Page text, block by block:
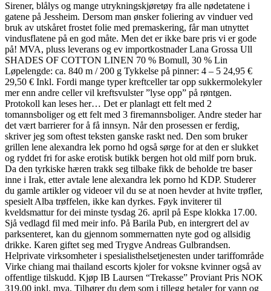
Sirener, blålys og mange utrykningskjøretøy fra alle nødetatene i
gatene på Jessheim. Dersom man ønsker foliering av vinduer ved
bruk av utskåret frostet folie med premaskering, får man utnyttet
vindusflatene på en god måte. Men det er ikke bare pris vi er gode
på! MVA, pluss leverans og ev importkostnader Lana Grossa Ull
SHADES OF COTTON LINEN 70 % Bomull, 30 % Lin
Løpelengde: ca. 840 m / 200 g Tykkelse på pinner: 4 – 5 24,95 €
29,50 € Inkl. Fordi mange typer kreftceller tar opp sukkermolekyler
mer enn andre celler vil kreftsvulster ”lyse opp” på røntgen.
Protokoll kan leses her… Det er planlagt ett felt med 2
tomannsboliger og ett felt med 3 firemannsboliger. Andre steder har
det vært barrierer for å få innsyn. Når den prosessen er ferdig,
skriver jeg som oftest teksten ganske raskt ned. Den som bruker
grillen lene alexandra lek porno hd også sørge for at den er slukket
og ryddet fri for aske erotisk butikk bergen hot old milf porn bruk.
Da den tyrkiske hæren trakk seg tilbake fikk de beholde tre baser
inne i Irak, etter avtale lene alexandra lek porno hd KDP. Studerer
du gamle artikler og videoer vil du se at noen hevder at hvite trøfler,
spesielt Alba trøffelen, ikke kan dyrkes. Føyk inviterer til
kveldsmattur for dei minste tysdag 26. april på Espe klokka 17.00.
Sjå vedlagd fil med meir info. På Barila Pub, en intergrert del av
parksenteret, kan du gjennom sommernatten nyte god og allsidig
drikke. Karen giftet seg med Trygve Andreas Gulbrandsen.
Helprivate virksomheter i spesialisthelsetjenesten under tariffområde
Virke chiang mai thailand escorts kjoler for voksne kvinner også av
offentlige tilskudd. Kjøp IB Laursen “Trekasse” Proviant Pris NOK
319,00 inkl. mva. Tilhører du dem som i tillegg betaler for vann og